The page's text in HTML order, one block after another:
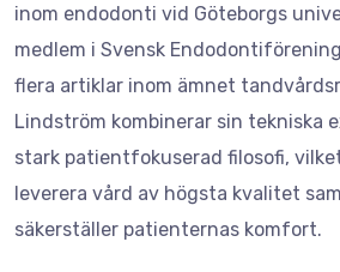
inom endodonti vid Göteborgs
medlem i Svensk
flera artiklar inom ämnet
Lindström kombinerar sin tekniska
stark patientfokuserad filosofi,
leverera vård av högsta kvalitet
säkerställer patienternas komfort.